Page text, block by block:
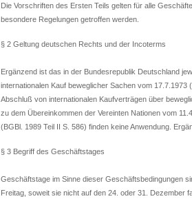
Die Vorschriften des Ersten Teils gelten für alle
besondere Regelungen getroffen werden.
§ 2 Geltung deutschen Rechts und der Incoterms
Ergänzend ist das in der Bundesrepublik Deutschland
internationalen Kauf beweglicher Sachen vom
Abschluß von internationalen Kaufverträgen über
zu dem Übereinkommen der Vereinten Nationen vom
(BGBl. 1989 Teil II S. 586) finden keine Anwendung.
§ 3 Begriff des Geschäftstages
Geschäftstage im Sinne dieser Geschäftsbedingungen
Freitag, soweit sie nicht auf den 24. oder 31. Dezember